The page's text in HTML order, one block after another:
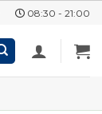
08:30 - 21:00